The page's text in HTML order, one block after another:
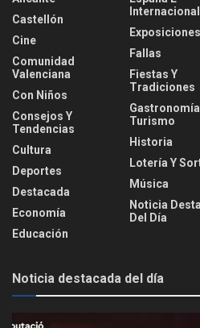
Castellón
Cine
Comunidad
Valenciana
Con Niños
Consejos Y
Tendencias
Cultura
Deportes
Destacada
Economía
Educación
Internacional
Exposiciones
Fallas
Fiestas Y
Tradiciones
Gastronomía
Turismo
Historia
Lotería Y
Música
Noticia
Del Día
Noticia destacada del día